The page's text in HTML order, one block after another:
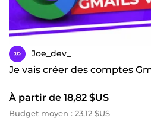
Joe_dev_
Je vais créer des comptes
À partir de 18,82 $US
Budget moyen : 23,12 $US